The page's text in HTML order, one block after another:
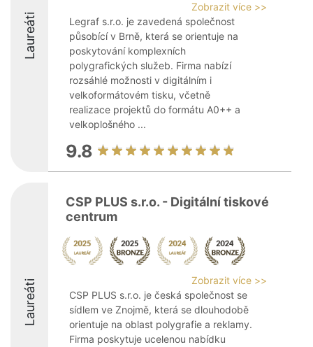
Laureáti
Zobrazit více >>
Legraf s.r.o. je zavedená společnost
působící v Brně, která se orientuje na
poskytování komplexních
polygrafických služeb. Firma nabízí
rozsáhlé možnosti v digitálním i
velkoformátovém tisku, včetně
realizace projektů do formátu A0++ a
velkoplošného ...
9.8
Laureáti
CSP PLUS s.r.o. - Digitální tiskové
centrum
Zobrazit více >>
CSP PLUS s.r.o. je česká společnost se
sídlem ve Znojmě, která se dlouhodobě
orientuje na oblast polygrafie a reklamy.
Firma poskytuje ucelenou nabídku